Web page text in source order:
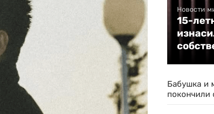
Новости
15-
Бабушка и
покончили